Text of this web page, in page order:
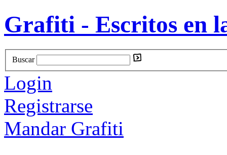
Grafiti - Escritos en
Buscar
Login
Registrarse
Mandar Grafiti